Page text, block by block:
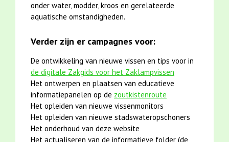
onder water, modder, kroos en gerelateerde
aquatische omstandigheden.
Verder zijn er campagnes voor:
De ontwikkeling van nieuwe vissen en tips voor in
de digitale Zakgids voor het Zaklampvissen
Het ontwerpen en plaatsen van educatieve
informatiepanelen op de zoutkistenroute
Het opleiden van nieuwe vissenmonitors
Het opleiden van nieuwe stadswateropschoners
Het onderhoud van deze website
Het actualiseren van de informatieve folder (de